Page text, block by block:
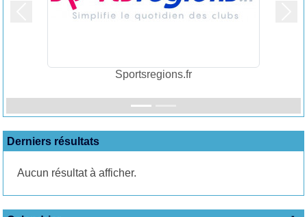
Sportsregions.fr
Derniers résultats
Aucun résultat à afficher.